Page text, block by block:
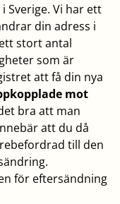
Sverige. Vi har ett
din adress i
stort antal
som är
att få din nya
mot
bra att man
att du då
till den
för eftersändning